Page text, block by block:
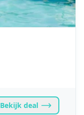
Bekijk deal